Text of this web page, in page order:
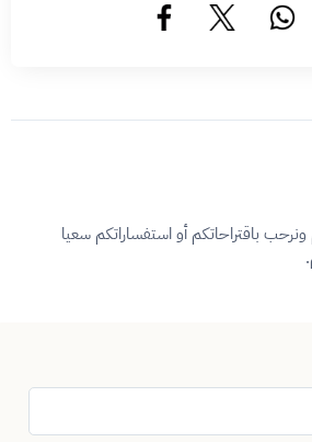
باقتراحاتكم أو استفساراتكم سعيا